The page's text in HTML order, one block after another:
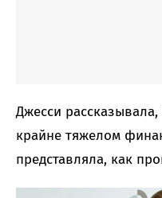
Джесси
крайне тяжелом
представляла, как